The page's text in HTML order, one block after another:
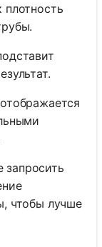
плотность
чтобы лучше